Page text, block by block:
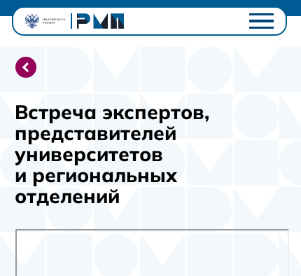
Проектный офис
Студентам
Ключевые проекты
Полезное
Контакты
Личный кабинет
Встреча экспертов,
представителей
университетов
и региональных
отделений